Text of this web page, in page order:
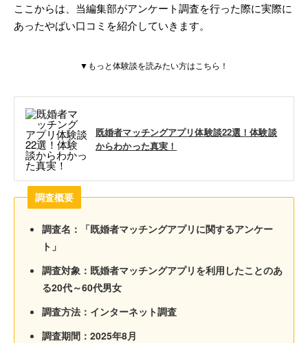
ここからは、当編集部がアンケート調査を行った際に実際に
あったやばい口コミを紹介していきます。
▼もっと体験談を読みたい方はこちら！
既婚者マッチングアプリ体験談22選！体験談
からわかった真実！
調査概要
調査名：「既婚者マッチングアプリに関するアンケー
ト」
調査対象：既婚者マッチングアプリを利用したことのあ
る20代～60代男女
調査方法：インターネット調査
調査期間：2025年8月